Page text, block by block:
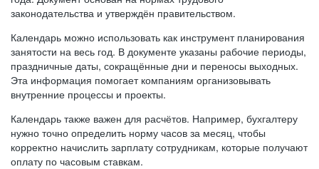
законодательства и утверждён правительством.
Календарь можно использовать как инструмент планирования
занятости на весь год. В документе указаны рабочие периоды,
праздничные даты, сокращённые дни и переносы выходных.
Эта информация помогает компаниям организовывать
внутренние процессы и проекты.
Календарь также важен для расчётов. Например, бухгалтеру
нужно точно определить норму часов за месяц, чтобы
корректно начислить зарплату сотрудникам, которые получают
оплату по часовым ставкам.